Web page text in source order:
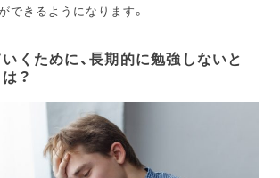
できるようになります。
くために、長期的に勉強しないと
？